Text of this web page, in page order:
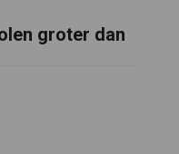
groter dan